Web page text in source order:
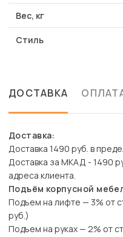
Вес, кг
Стиль
ДОСТАВКА
Доставка:
Доставка 1490 руб. в
Доставка за МКАД - 1490
адреса клиента.
Подъём корпусной
Подъем на лифте — 3% от
руб.)
Подъем на руках — 2% от